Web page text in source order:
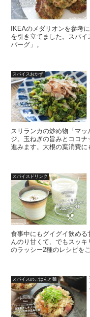
IKEAのメダリオンを参考
を引き立てました。スパ
バーグ」。
スパイスおかず
スリランカの炒め物「マ
ジ。玉ねぎの旨みとココナ
進みます。大根の葉消費に
スパイスドリンク
食事中にもグイグイ飲め
んのり甘くて、でもスッキ
のラッシー2種のレシピをご
スパイスのごはんと麺